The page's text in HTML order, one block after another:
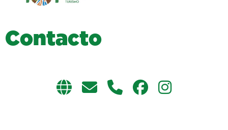
Contacto